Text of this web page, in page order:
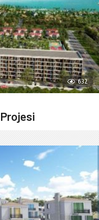
632